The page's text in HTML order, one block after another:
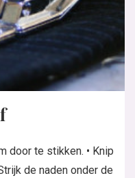
door te stikken. • Knip
de naden onder de